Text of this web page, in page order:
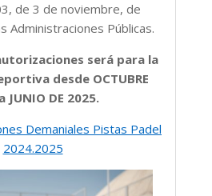
de 3 de noviembre, de
Administraciones Públicas.
será para la
desde OCTUBRE
JUNIO DE 2025.
Demaniales Pistas Padel
2024.2025